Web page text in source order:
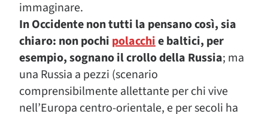
immaginare.
In Occidente non tutti la pensano così, sia
chiaro: non pochi polacchie baltici, per
esempio, sognano il crollo della Russia; ma
una Russia a pezzi (scenario
comprensibilmente allettante per chi vive
nell’Europa centro-orientale, e per secoli ha